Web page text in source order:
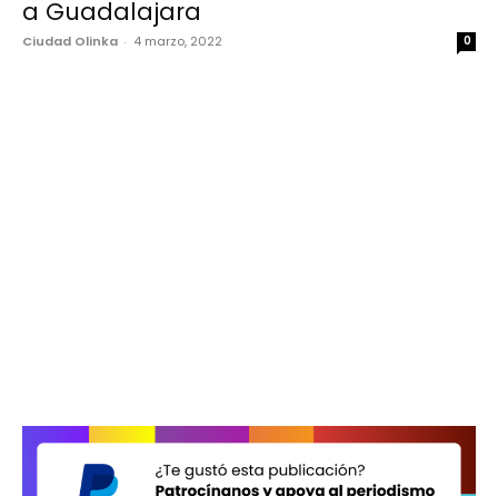
a Guadalajara
Ciudad Olinka - 4 marzo, 2022 0